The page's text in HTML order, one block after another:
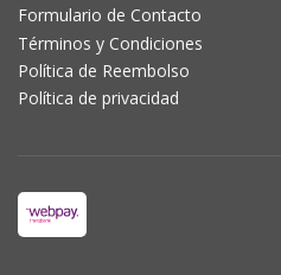
Formulario de Contacto
Términos y Condiciones
Política de Reembolso
Política de privacidad